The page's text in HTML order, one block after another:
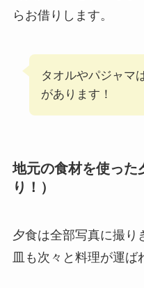
らお借りします。
タオルやパジャマ
があります！
地元の食材を使った
り！）
夕食は全部写真に撮り
皿も次々と料理が運ば